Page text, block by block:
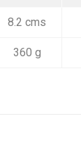
8.2 cms
360 g